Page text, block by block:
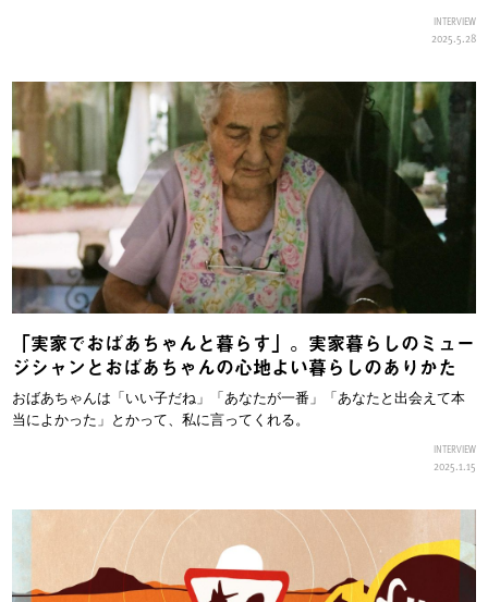
INTERVIEW
2025.5.28
「実家でおばあちゃんと暮らす」。実家暮らしのミュー
ジシャンとおばあちゃんの心地よい暮らしのありかた
おばあちゃんは「いい子だね」「あなたが一番」「あなたと出会えて本
当によかった」とかって、私に言ってくれる。
INTERVIEW
2025.1.15